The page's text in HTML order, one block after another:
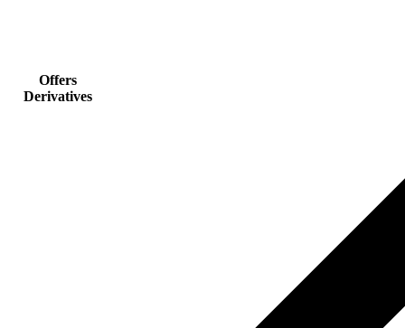
Offers
Derivatives